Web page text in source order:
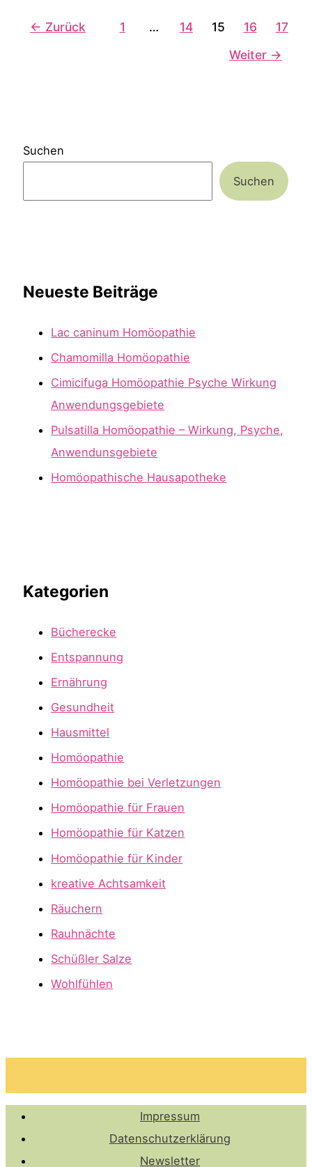
← Zurück 1 … 14 15 16
17
Weiter →
Suchen
Suchen
Neueste Beiträge
Lac caninum Homöopathie
Chamomilla Homöopathie
Cimicifuga Homöopathie Psyche Wirkung
Anwendungsgebiete
Pulsatilla Homöopathie – Wirkung, Psyche,
Anwendunsgebiete
Homöopathische Hausapotheke
Kategorien
Bücherecke
Entspannung
Ernährung
Gesundheit
Hausmittel
Homöopathie
Homöopathie bei Verletzungen
Homöopathie für Frauen
Homöopathie für Katzen
Homöopathie für Kinder
kreative Achtsamkeit
Räuchern
Rauhnächte
Schüßler Salze
Wohlfühlen
Impressum
Datenschutzerklärung
Newsletter